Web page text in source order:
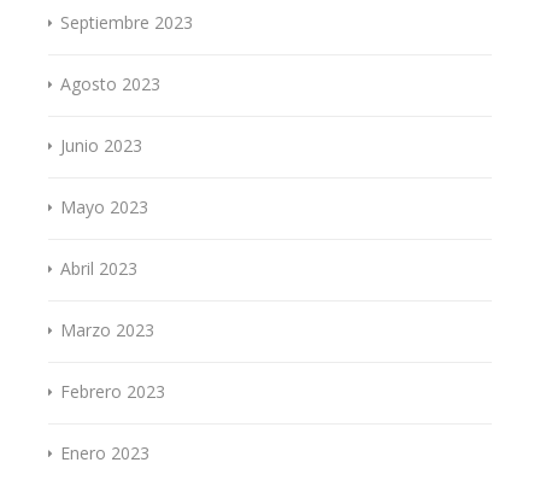
Septiembre 2023
Agosto 2023
Junio 2023
Mayo 2023
Abril 2023
Marzo 2023
Febrero 2023
Enero 2023